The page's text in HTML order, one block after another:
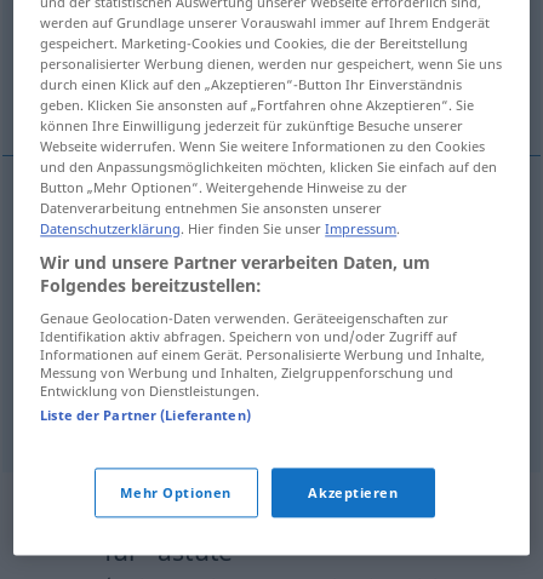
scharfsinnig, klug
schlau, gerieben, listig, verschmitzt,
durchtrieben
scharfsinnig,klug astute shrewd
schlau,gerieben, listig,verschmitzt,durchtrieben
astutecunning, mischievous
astutesyn vgl.→ siehe „shrewd
Beispielsätze aus externen Quellen
für "astute"
werden auf Grundlage unserer Vorauswahl immer auf Ihrem Endgerät
gespeichert. Marketing-Cookies und Cookies, die der Bereitstellung
personalisierter Werbung dienen, werden nur gespeichert, wenn Sie uns
durch einen Klick auf den „Akzeptieren“-Button Ihr Einverständnis
geben. Klicken Sie ansonsten auf „Fortfahren ohne Akzeptieren“. Sie
können Ihre Einwilligung jederzeit für zukünftige Besuche unserer
Webseite widerrufen. Wenn Sie weitere Informationen zu den Cookies
und den Anpassungsmöglichkeiten möchten, klicken Sie einfach auf den
Button „Mehr Optionen“. Weitergehende Hinweise zu der
Datenverarbeitung entnehmen Sie ansonsten unserer
Datenschutzerklärung. Hier finden Sie unserImpressum.
Wir und unsere Partner verarbeiten Daten, um
Folgendes bereitzustellen:
Genaue Geolocation-Daten verwenden. Geräteeigenschaften zur
Identifikation aktiv abfragen. Speichern von und/oder Zugriff auf
Informationen auf einem Gerät. Personalisierte Werbung und Inhalte,
Messung von Werbung und Inhalten, Zielgruppenforschung und
Entwicklung von Dienstleistungen.
Liste der Partner (Lieferanten)
Mehr Optionen Akzeptieren